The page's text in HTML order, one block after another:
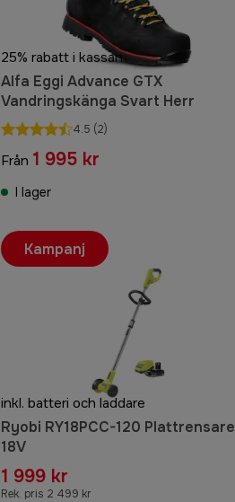
25% rabatt i kassan
Alfa Eggi Advance GTX
Vandringskänga Svart Herr
4.5 (2)
Från 1 995 kr
I lager
inkl. batteri och laddare
Ryobi RY18PCC-120 Plattrensare
18V
1 999 kr
Rek. pris 2 499 kr
Kampanj